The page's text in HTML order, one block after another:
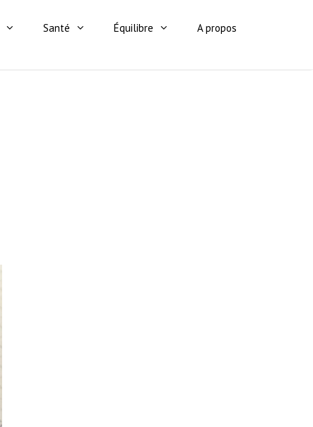
Santé Équilibre A propos